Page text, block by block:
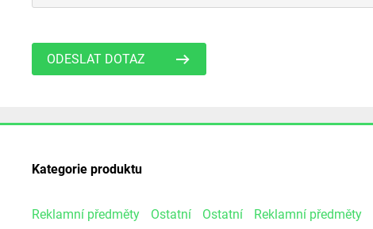
ODESLAT DOTAZ
Kategorie produktu
Reklamní předměty Ostatní Ostatní Reklamní předměty